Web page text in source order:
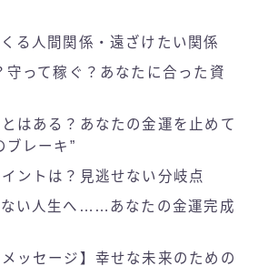
る人間関係・遠ざけたい関係
守って稼ぐ？あなたに合った資
はある？あなたの金運を止めて
ブレーキ”
ントは？見逃せない分岐点
ない人生へ……あなたの金運完成
メッセージ】幸せな未来のための